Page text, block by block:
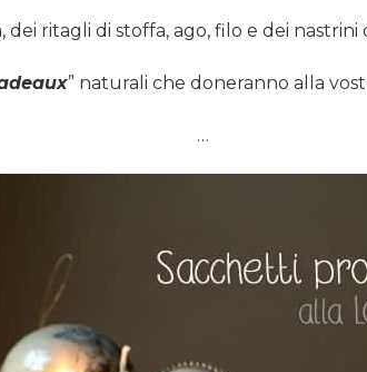
dei ritagli di stoffa, ago, filo e dei
” naturali che doneranno alla
…